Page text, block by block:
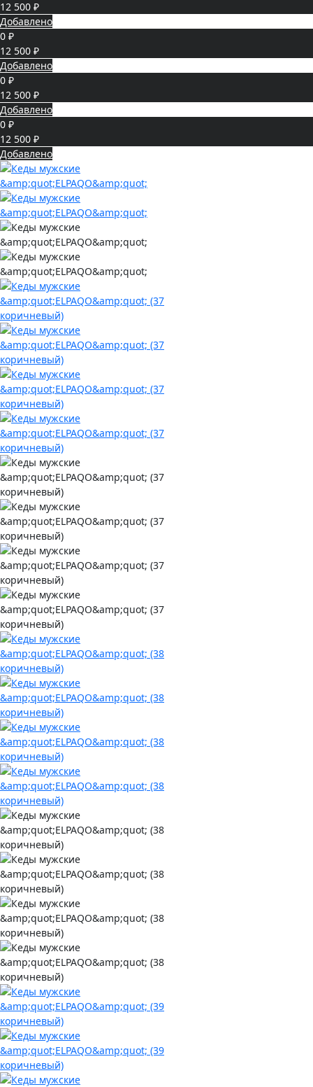
12 500 ₽
Добавлено
0 ₽
12 500 ₽
Добавлено
0 ₽
12 500 ₽
Добавлено
0 ₽
12 500 ₽
Добавлено